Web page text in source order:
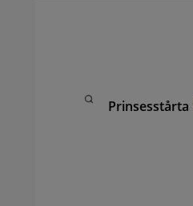
Prinsesstårta